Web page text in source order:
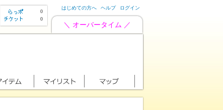
0
0
はじめての方へ ヘルプ ログイン
＼ オーバータイム ／